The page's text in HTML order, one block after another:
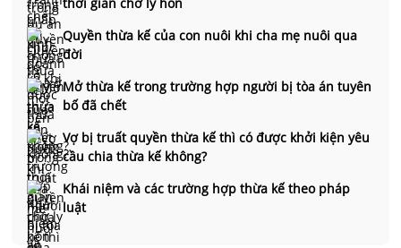
Quyền thừa kế của con nuôi khi cha mẹ nuôi qua
đời
Mở thừa kế trong trường hợp người bị tòa án tuyên
bố đã chết
Vợ bị truất quyền thừa kế thì có được khởi kiện yêu
cầu chia thừa kế không?
Khái niệm và các trường hợp thừa kế theo pháp
luật